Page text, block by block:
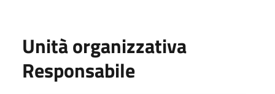
Unità organizzativa
Responsabile